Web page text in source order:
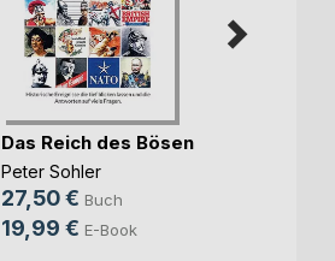
Das Reich des Bösen
Peter Sohler
27,50 € Buch
19,99 € E-Book